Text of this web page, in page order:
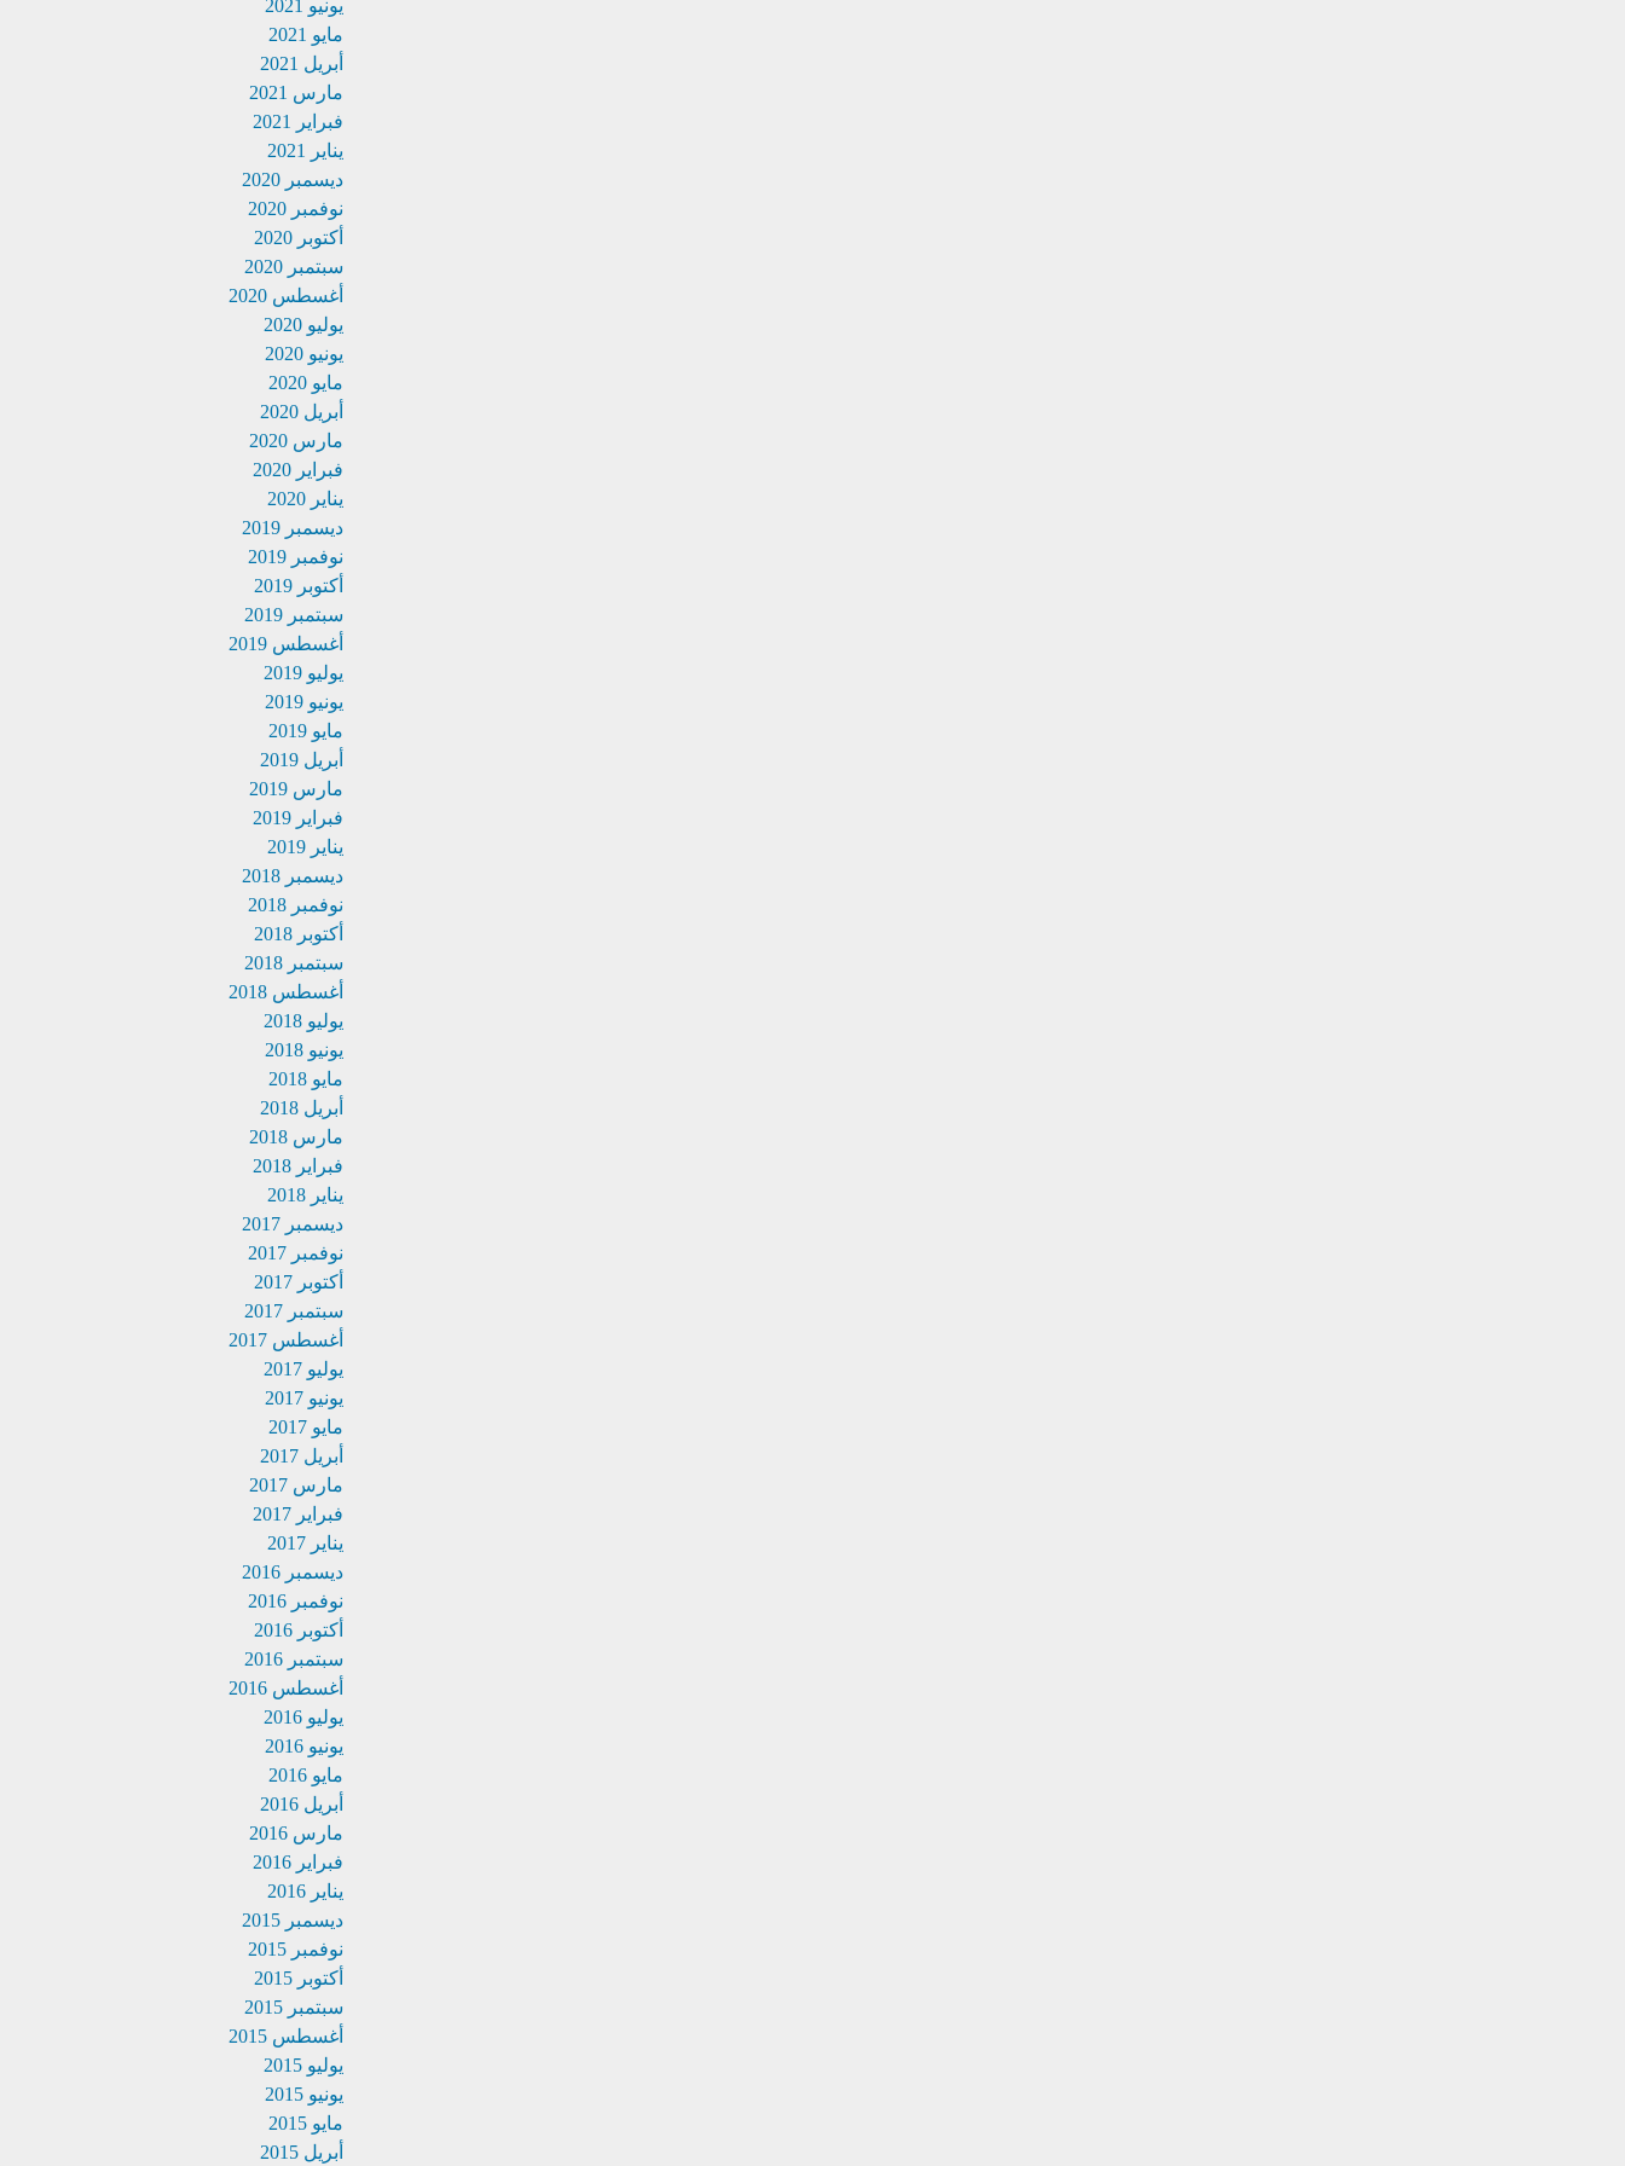
يونيو 2021
مايو 2021
أبريل 2021
مارس 2021
فبراير 2021
يناير 2021
ديسمبر 2020
نوفمبر 2020
أكتوبر 2020
سبتمبر 2020
أغسطس 2020
يوليو 2020
يونيو 2020
مايو 2020
أبريل 2020
مارس 2020
فبراير 2020
يناير 2020
ديسمبر 2019
نوفمبر 2019
أكتوبر 2019
سبتمبر 2019
أغسطس 2019
يوليو 2019
يونيو 2019
مايو 2019
أبريل 2019
مارس 2019
فبراير 2019
يناير 2019
ديسمبر 2018
نوفمبر 2018
أكتوبر 2018
سبتمبر 2018
أغسطس 2018
يوليو 2018
يونيو 2018
مايو 2018
أبريل 2018
مارس 2018
فبراير 2018
يناير 2018
ديسمبر 2017
نوفمبر 2017
أكتوبر 2017
سبتمبر 2017
أغسطس 2017
يوليو 2017
يونيو 2017
مايو 2017
أبريل 2017
مارس 2017
فبراير 2017
يناير 2017
ديسمبر 2016
نوفمبر 2016
أكتوبر 2016
سبتمبر 2016
أغسطس 2016
يوليو 2016
يونيو 2016
مايو 2016
أبريل 2016
مارس 2016
فبراير 2016
يناير 2016
ديسمبر 2015
نوفمبر 2015
أكتوبر 2015
سبتمبر 2015
أغسطس 2015
يوليو 2015
يونيو 2015
مايو 2015
أبريل 2015